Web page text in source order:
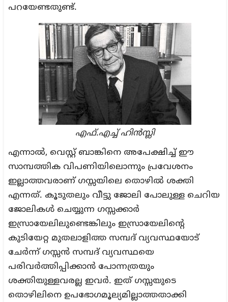
പറയേണ്ടതുണ്ട്.
എഫ്.എച്ച് ഹിൻസ്ലി
എന്നാൽ, വെസ്റ്റ് ബാങ്കിനെ അപേക്ഷിച്ച് ഈ
സാമ്പത്തിക വിപണിയിലൊന്നും പ്രവേശനം
ഇല്ലാത്തവരാണ് ഗസ്സയിലെ തൊഴിൽ ശക്തി
എന്നത്. കൂടുതലും വീട്ടു ജോലി പോലുള്ള ചെറിയ
ജോലികൾ ചെയ്യുന്ന ഗസ്സക്കാർ
ഇസ്രായേലിലുണ്ടെങ്കിലും ഇസ്രായേലിന്റെ
കുടിയേറ്റ മുതലാളിത്ത സമ്പദ് വ്യവസ്ഥയോട്
ചേർന്ന് ഗസ്സൻ സമ്പദ് വ്യവസ്ഥയെ
പരിവർത്തിപ്പിക്കാൻ പോന്നത്രയും
ശക്തിയുള്ളവരല്ല ഇവർ. ഇത് ഗസ്സയുടെ
തൊഴിലിനെ ഉപഭോഗമൂല്യമില്ലാത്തതാക്കി